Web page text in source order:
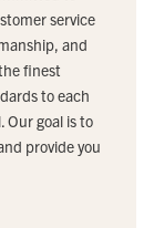
service
and
finest
to each
Our goal is to
provide you